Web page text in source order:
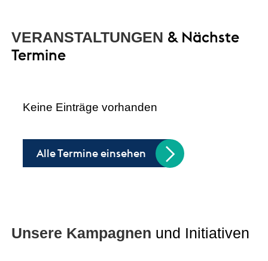
VERANSTALTUNGEN & Nächste
Termine
Keine Einträge vorhanden
Alle Termine einsehen
Unsere Kampagnen und Initiativen